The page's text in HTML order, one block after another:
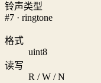
铃声类型
#7 · ringtone
格式
uint8
读写
R / W / N